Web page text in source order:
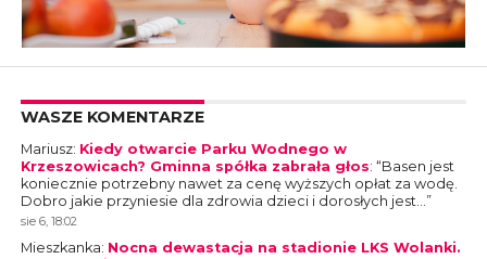
WASZE KOMENTARZE
Mariusz: Kiedy otwarcie Parku Wodnego w
Krzeszowicach? Gminna spółka zabrała głos: “Basen jest
koniecznie potrzebny nawet za cenę wyższych opłat za wodę.
Dobro jakie przyniesie dla zdrowia dzieci i dorosłych jest… ”
sie 6, 18:02
Mieszkanka: Nocna dewastacja na stadionie LKS Wolanki.